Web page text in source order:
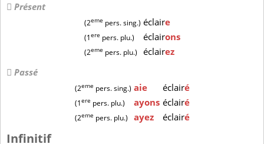
Présent
(2eme pers. sing.) éclaire
(1ere pers. plu.) éclairons
(2eme pers. plu.) éclairez
Passé
(2eme pers. sing.) aie éclairé
(1ere pers. plu.) ayons éclairé
(2eme pers. plu.) ayez éclairé
Infinitif